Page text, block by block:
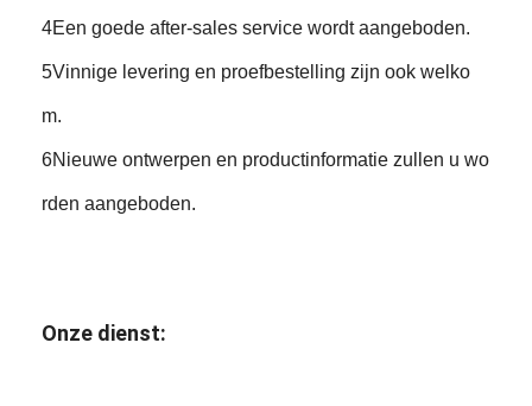
4Een goede after-sales service wordt aangeboden.
5Vinnige levering en proefbestelling zijn ook welko
m.
6Nieuwe ontwerpen en productinformatie zullen u wo
rden aangeboden.
Onze dienst: